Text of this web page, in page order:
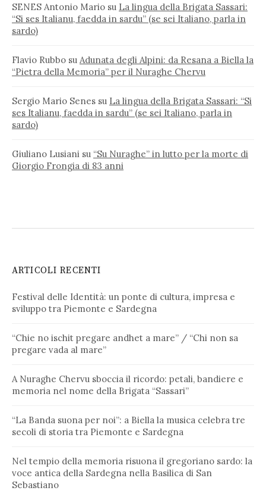
SENES Antonio Mario su La lingua della Brigata Sassari:
“Si ses Italianu, faedda in sardu” (se sei Italiano, parla in
sardo)
Flavio Rubbo su Adunata degli Alpini: da Resana a Biella la
“Pietra della Memoria” per il Nuraghe Chervu
Sergio Mario Senes su La lingua della Brigata Sassari: “Si
ses Italianu, faedda in sardu” (se sei Italiano, parla in
sardo)
Giuliano Lusiani su “Su Nuraghe” in lutto per la morte di
Giorgio Frongia di 83 anni
ARTICOLI RECENTI
Festival delle Identità: un ponte di cultura, impresa e
sviluppo tra Piemonte e Sardegna
“Chie no ischit pregare andhet a mare” / “Chi non sa
pregare vada al mare”
A Nuraghe Chervu sboccia il ricordo: petali, bandiere e
memoria nel nome della Brigata “Sassari”
“La Banda suona per noi”: a Biella la musica celebra tre
secoli di storia tra Piemonte e Sardegna
Nel tempio della memoria risuona il gregoriano sardo: la
voce antica della Sardegna nella Basilica di San
Sebastiano